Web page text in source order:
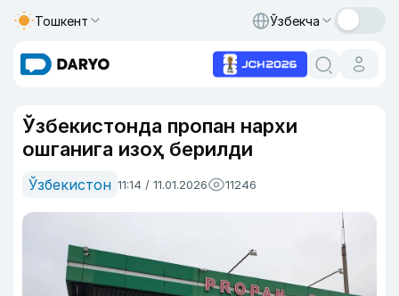
Тошкент Ўзбекча
Ўзбекистонда пропан нархи
ошганига изоҳ берилди
Ўзбекистон 11:14 / 11.01.2026 11246